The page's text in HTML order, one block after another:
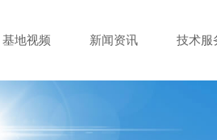
基地视频 新闻资讯 技术服